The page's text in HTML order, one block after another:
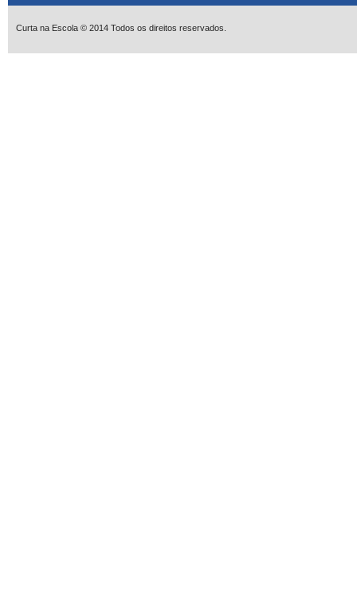
Curta na Escola © 2014 Todos os direitos reservados.